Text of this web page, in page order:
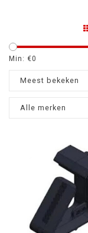
Min: €0
Meest bekeken
Alle merken